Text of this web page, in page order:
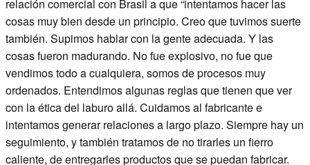
relación comercial con Brasil a que “intentamos hacer las
cosas muy bien desde un principio. Creo que tuvimos suerte
también. Supimos hablar con la gente adecuada. Y las
cosas fueron madurando. No fue explosivo, no fue que
vendimos todo a cualquiera, somos de procesos muy
ordenados. Entendimos algunas reglas que tienen que ver
con la ética del laburo allá. Cuidamos al fabricante e
intentamos generar relaciones a largo plazo. Siempre hay un
seguimiento, y también tratamos de no tirarles un fierro
caliente, de entregarles productos que se puedan fabricar.